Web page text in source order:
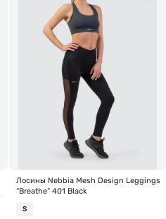
Лосины Nebbia Mesh Design Leggings
“Breathe” 401 Black
S